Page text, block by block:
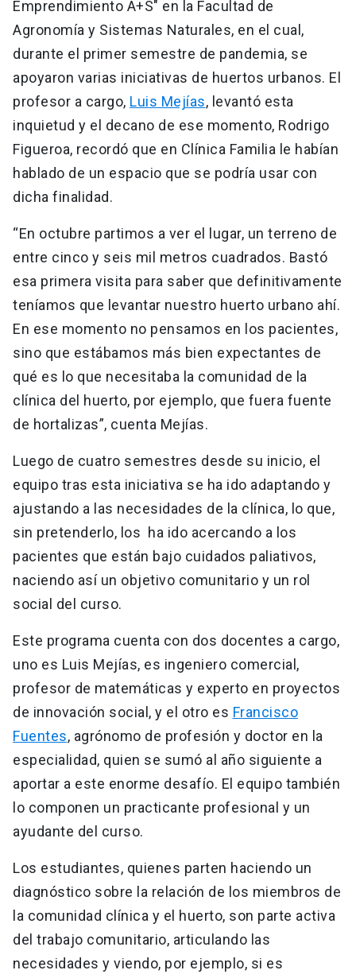
Emprendimiento A+S" en la Facultad de
Agronomía y Sistemas Naturales, en el cual,
durante el primer semestre de pandemia, se
apoyaron varias iniciativas de huertos urbanos. El
profesor a cargo, Luis Mejías, levantó esta
inquietud y el decano de ese momento, Rodrigo
Figueroa, recordó que en Clínica Familia le habían
hablado de un espacio que se podría usar con
dicha finalidad.
“En octubre partimos a ver el lugar, un terreno de
entre cinco y seis mil metros cuadrados. Bastó
esa primera visita para saber que definitivamente
teníamos que levantar nuestro huerto urbano ahí.
En ese momento no pensamos en los pacientes,
sino que estábamos más bien expectantes de
qué es lo que necesitaba la comunidad de la
clínica del huerto, por ejemplo, que fuera fuente
de hortalizas”, cuenta Mejías.
Luego de cuatro semestres desde su inicio, el
equipo tras esta iniciativa se ha ido adaptando y
ajustando a las necesidades de la clínica, lo que,
sin pretenderlo, los ha ido acercando a los
pacientes que están bajo cuidados paliativos,
naciendo así un objetivo comunitario y un rol
social del curso.
Este programa cuenta con dos docentes a cargo,
uno es Luis Mejías, es ingeniero comercial,
profesor de matemáticas y experto en proyectos
de innovación social, y el otro es Francisco
Fuentes, agrónomo de profesión y doctor en la
especialidad, quien se sumó al año siguiente a
aportar a este enorme desafío. El equipo también
lo componen un practicante profesional y un
ayudante del curso.
Los estudiantes, quienes parten haciendo un
diagnóstico sobre la relación de los miembros de
la comunidad clínica y el huerto, son parte activa
del trabajo comunitario, articulando las
necesidades y viendo, por ejemplo, si es